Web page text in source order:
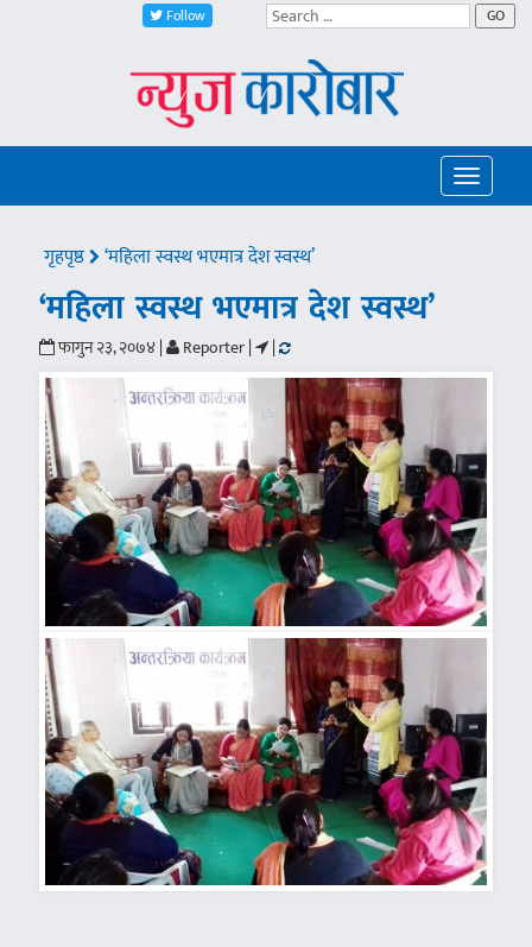
Follow GO
Toggle
गृहपृष्ठ ‘महिला स्वस्थ भएमात्र देश स्वस्थ’
‘महिला स्वस्थ भएमात्र देश स्वस्थ’
फागुन २३, २०७४ | Reporter | |